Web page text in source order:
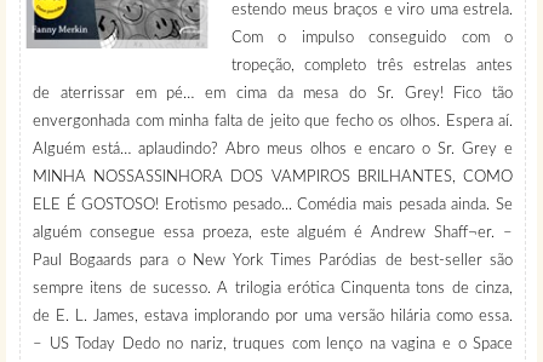
estendo meus braços e viro uma estrela.
Com o impulso conseguido com o
tropeção, completo três estrelas antes
de aterrissar em pé… em cima da mesa do Sr. Grey! Fico tão
envergonhada com minha falta de jeito que fecho os olhos. Espera aí.
Alguém está… aplaudindo? Abro meus olhos e encaro o Sr. Grey e
MINHA NOSSASSINHORA DOS VAMPIROS BRILHANTES, COMO
ELE É GOSTOSO! Erotismo pesado... Comédia mais pesada ainda. Se
alguém consegue essa proeza, este alguém é Andrew Shaff¬er. –
Paul Bogaards para o New York Times Paródias de best-seller são
sempre itens de sucesso. A trilogia erótica Cinquenta tons de cinza,
de E. L. James, estava implorando por uma versão hilária como essa.
– US Today Dedo no nariz, truques com lenço na vagina e o Space